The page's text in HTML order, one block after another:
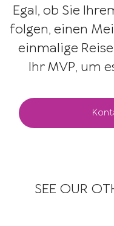
Egal, ob Sie
folgen, einen
einmalige
Ihr MVP, um
SEE OUR